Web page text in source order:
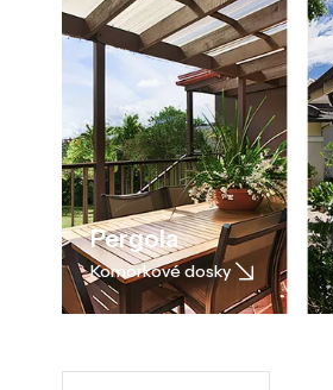
Pergola
Komôrkové dosky